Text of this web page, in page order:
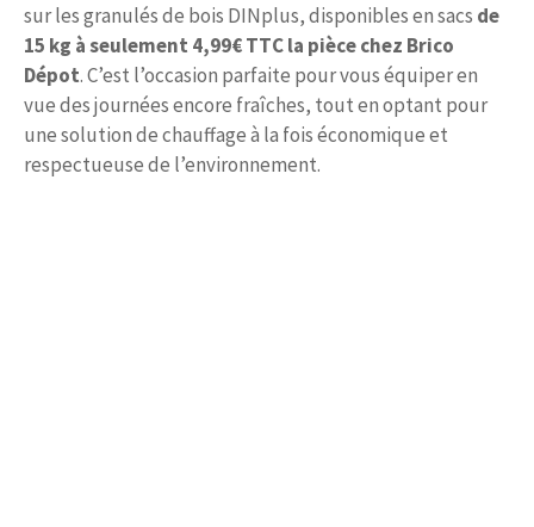
sur les granulés de bois DINplus, disponibles en sacs de
15 kg à seulement 4,99€ TTC la pièce chez Brico
Dépot. C’est l’occasion parfaite pour vous équiper en
vue des journées encore fraîches, tout en optant pour
une solution de chauffage à la fois économique et
respectueuse de l’environnement.